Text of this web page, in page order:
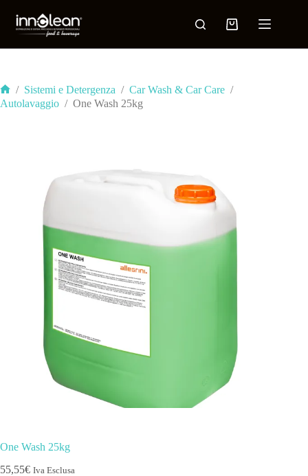
/ Sistemi e Detergenza / Car Wash & Car Care /
Autolavaggio / One Wash 25kg
One Wash 25kg
55,55€ Iva Esclusa